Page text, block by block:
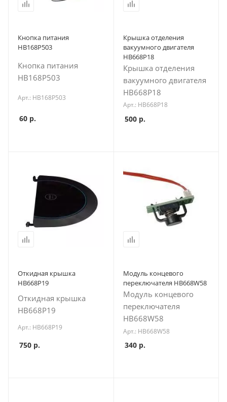
Кнопка питания
HB168P503
Кнопка питания
HB168P503
Арт.: HB168P503
60 р.
Крышка отделения
вакуумного двигателя
HB668P18
Крышка отделения
вакуумного двигателя
HB668P18
Арт.: HB668P18
500р.
Откидная крышка
HB668P19
Откидная крышка
HB668P19
Арт.: HB668P19
750 р.
Модуль концевого
переключателя HB668W58
Модуль концевого
переключателя
HB668W58
Арт.: HB668W58
340р.